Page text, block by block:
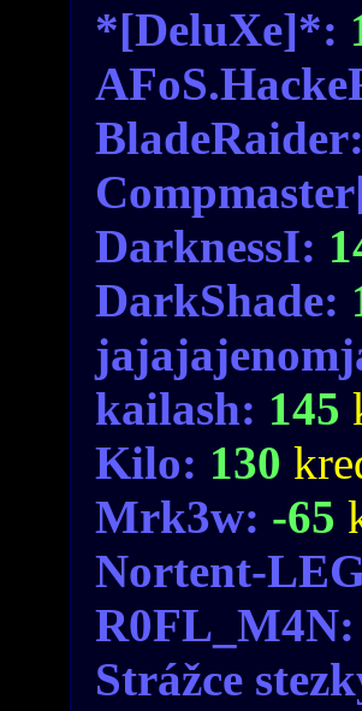
*[DeluXe]*:
BladeRaider:
DarknessI:
DarkShade:
kailash: 145
Kilo: 130
Mrk3w: -65
Nortent-
R0FL_M4N:
Strážce